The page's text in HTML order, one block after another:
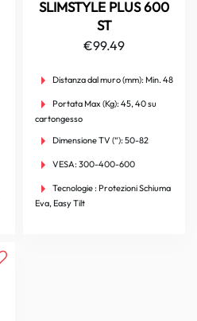
SLIMSTYLE PLUS 600
ST
€99.49
Distanza dal muro (mm): Min. 48
Portata Max (Kg): 45, 40 su
cartongesso
Dimensione TV (“): 50-82
VESA: 300-400-600
Tecnologie : Protezioni Schiuma
Eva, Easy Tilt